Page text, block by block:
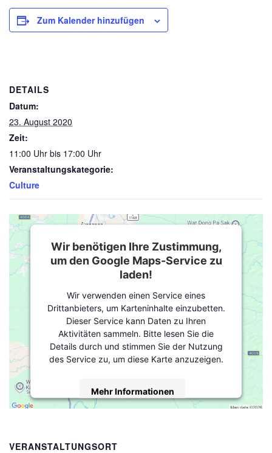
Zum Kalender hinzufügen
DETAILS
Datum:
23. August 2020
Zeit:
11:00 Uhr bis 17:00 Uhr
Veranstaltungskategorie:
Culture
VERANSTALTUNGSORT
Wir benötigen Ihre Zustimmung,
um den Google Maps-Service zu
laden!
Wir verwenden einen Service eines
Drittanbieters, um Karteninhalte einzubetten.
Dieser Service kann Daten zu Ihren
Aktivitäten sammeln. Bitte lesen Sie die
Details durch und stimmen Sie der Nutzung
des Service zu, um diese Karte anzuzeigen.
Mehr Informationen
powered byUsercentrics Consent